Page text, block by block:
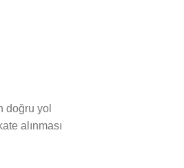
doğru yol
alınması